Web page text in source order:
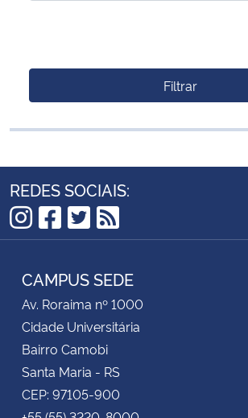
Filtrar
REDES SOCIAIS:
Instagram
Facebook
Twitter
RSS
CAMPUS SEDE
Av. Roraima nº 1000
Cidade Universitária
Bairro Camobi
Santa Maria - RS
CEP: 97105-900